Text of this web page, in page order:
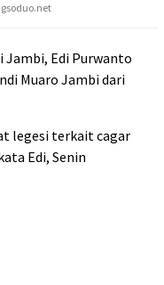
Jambi, Edi Purwanto
Muaro Jambi dari
legesi terkait cagar
Edi, Senin